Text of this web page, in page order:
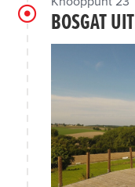
BOSGAT